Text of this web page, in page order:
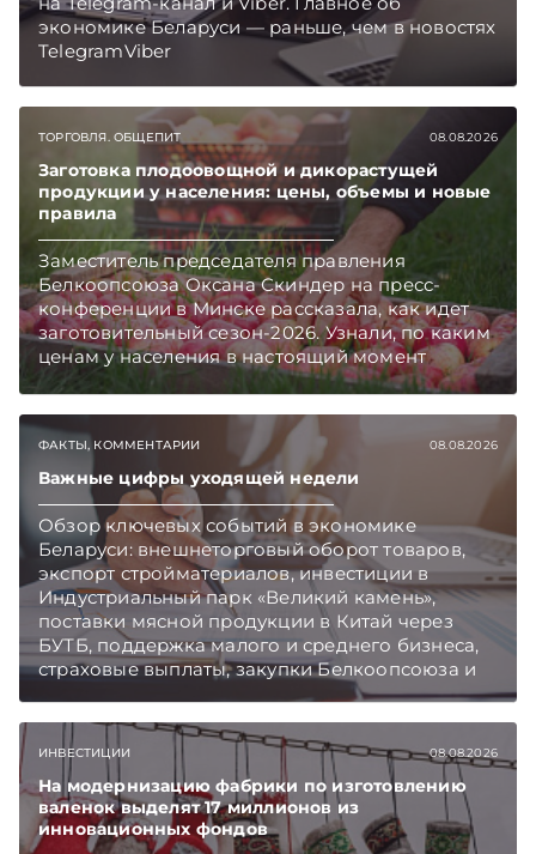
экономике Беларуси — раньше, чем в новостях
TelegramViber
ТОРГОВЛЯ. ОБЩЕПИТ 08.08.2026
Заготовка плодоовощной и дикорастущей
продукции у населения: цены, объемы и новые
правила
Заместитель председателя правления
Белкоопсоюза Оксана Скиндер на пресс-
конференции в Минске рассказала, как идет
заготовительный сезон-2026. Узнали, по каким
ценам у населения в настоящий момент
закупают продукцию, сколько
как изменились правила игры в текущем году.
Подписывайтесь на Telegram‑канал и Viber.
Главное об экономике Беларуси — раньше,
чем в новостях TelegramViber
ФАКТЫ, КОММЕНТАРИИ 08.08.2026
Важные цифры уходящей недели
Обзор ключевых событий в экономике
Беларуси: внешнеторговый оборот товаров,
экспорт стройматериалов, инвестиции в
Индустриальный парк «Великий камень»,
поставки мясной продукции в Китай через
БУТБ, поддержка малого и среднего бизнеса,
страховые выплаты, закупки Белкоопсоюза и
рост продаж новых автомобилей.
Подписывайтесь на Telegram‑канал и Viber.
Главное об экономике Беларуси — раньше,
чем в новостях TelegramViber
ИНВЕСТИЦИИ 08.08.2026
На модернизацию фабрики по изготовлению
валенок выделят 17 миллионов из
инновационных фондов